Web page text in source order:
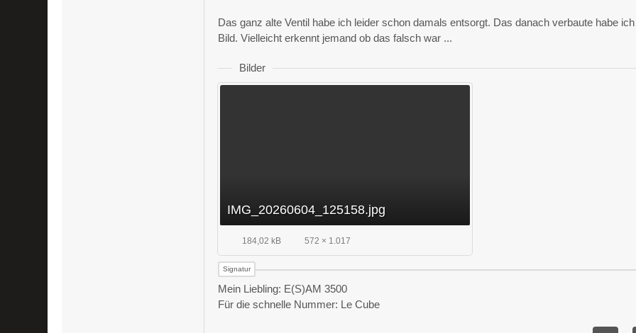
Das ganz alte Ventil habe ich leider schon damals entsorgt. Das danach verbaute habe
Bild. Vielleicht erkennt jemand ob das falsch war ...
Bilder
IMG_20260604_125158.jpg
184,02 kB 572 × 1.017
Mein Liebling: E(S)AM 3500
Für die schnelle Nummer: Le Cube